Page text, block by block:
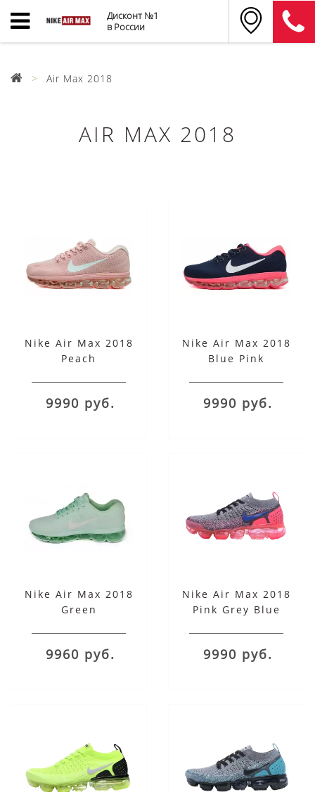
Дисконт №1
в России
Air Max 2018
AIR MAX 2018
Nike Air Max 2018
Peach
9990 руб.
Nike Air Max 2018
Blue Pink
9990 руб.
Nike Air Max 2018
Green
9960 руб.
Nike Air Max 2018
Pink Grey Blue
9990 руб.